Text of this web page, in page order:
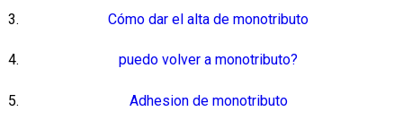
Cómo dar el alta de monotributo
puedo volver a monotributo?
Adhesion de monotributo